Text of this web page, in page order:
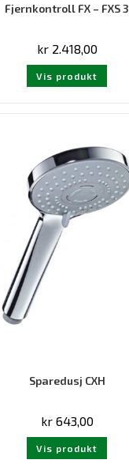
Fjernkontroll FX – FXS 3
kr2.418,00
Vis produkt
Sparedusj CXH
kr643,00
Vis produkt